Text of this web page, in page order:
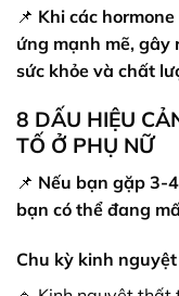
📌 Khi các
ứng mạnh mẽ, gây
sức khỏe và chất
8 DẤU HIỆU
TỐ Ở PHỤ NỮ
📌 Nếu bạn gặp 3-
bạn có thể đang
Chu kỳ kinh